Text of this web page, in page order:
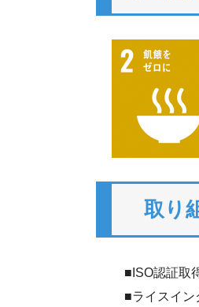
取り
■ISO認証取
■ライスイン